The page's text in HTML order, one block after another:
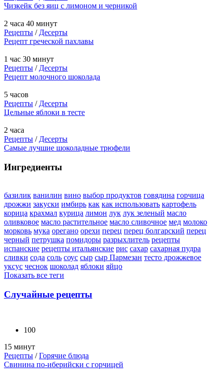
Чизкейк без яиц с лимоном и черникой
2 часа 40 минут
Рецепты /Десерты
Рецепт греческой пахлавы
1 час 30 минут
Рецепты /Десерты
Рецепт молочного шоколада
5 часов
Рецепты /Десерты
Цельные яблоки в тесте
2 часа
Рецепты /Десерты
Самые лучшие шоколадные трюфели
Ингредиенты
базилик ванилин вино выбор продуктов говядина горчица
дрожжи закуски имбирь как как использовать картофель
корица крахмал курица лимон лук лук зеленый масло
оливковое масло растительное масло сливочное мед молоко
морковь мука орегано орехи перец перец болгарский перец
черный петрушка помидоры разрыхлитель рецепты
испанские рецепты итальянские рис сахар сахарная пудра
сливки сода соль соус сыр сыр Пармезан тесто дрожжевое
уксус чеснок шоколад яблоки яйцо
Показать все теги
Случайные рецепты
100
15 минут
Рецепты /Горячие блюда
Свинина по-иберийски с горчицей